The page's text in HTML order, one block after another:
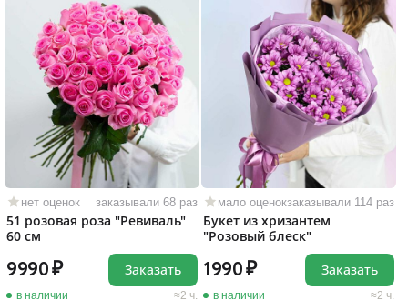
нет оценок заказывали 68 раз
51 розовая роза "Ревиваль"
60 см
9990
в наличии 2 ч.
Заказать
мало оценокзаказывали 114 раз
Букет из хризантем
"Розовый блеск"
1990
в наличии 2 ч.
Заказать